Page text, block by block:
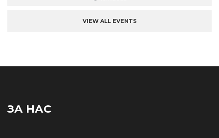
VIEW ALL EVENTS
ЗА НАС